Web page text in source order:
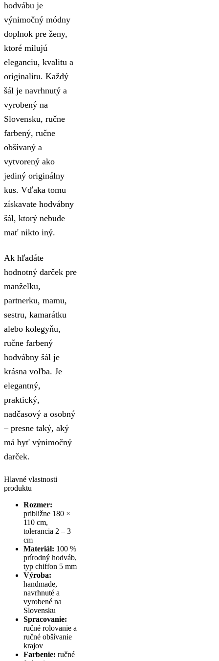
hodvábu je
výnimočný módny
doplnok pre ženy,
ktoré milujú
eleganciu, kvalitu a
originalitu. Každý
šál je navrhnutý a
vyrobený na
Slovensku, ručne
farbený, ručne
obšívaný a
vytvorený ako
jediný originálny
kus. Vďaka tomu
získavate hodvábny
šál, ktorý nebude
mať nikto iný.
Ak hľadáte
hodnotný darček pre
manželku,
partnerku, mamu,
sestru, kamarátku
alebo kolegyňu,
ručne farbený
hodvábny šál je
krásna voľba. Je
elegantný,
praktický,
nadčasový a osobný
– presne taký, aký
má byť výnimočný
darček.
Hlavné vlastnosti
produktu
Rozmer:
približne 180 ×
110 cm,
tolerancia 2 – 3
cm
Materiál: 100 %
prírodný hodváb,
typ chiffon 5 mm
Výroba:
handmade,
navrhnuté a
vyrobené na
Slovensku
Spracovanie:
ručné rolovanie a
ručné obšívanie
krajov
Farbenie: ručné